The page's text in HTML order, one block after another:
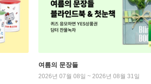
여름의 문장들
2026년 07월 08일 ~ 2026년 08월 31일